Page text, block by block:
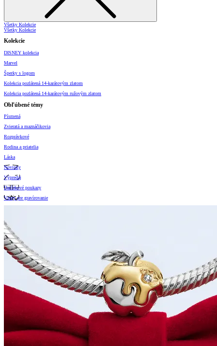
Všetky Kolekcie
Všetky Kolekcie
Kolekcie
DISNEY kolekcia
Marvel
Šperky s logom
Kolekcia pozlátená 14-karátovým zlatom
Kolekcia pozlátená 14-karátovým ružovým zlatom
Obľúbené témy
Písmená
Zvieratá a maznáčikovia
Rozprávkové
Rodina a priatelia
Láska
Novinky
Výpredaj
Darčekové poukazy
Vzory pre gravírovanie